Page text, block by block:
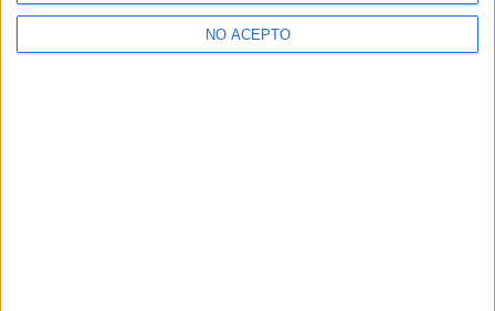
NO ACEPTO